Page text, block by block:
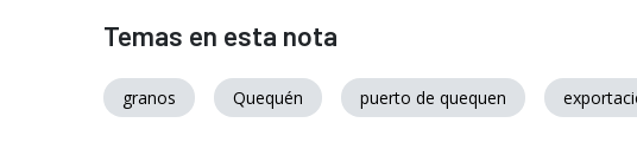
Temas en esta nota
granos Quequén puerto de quequen